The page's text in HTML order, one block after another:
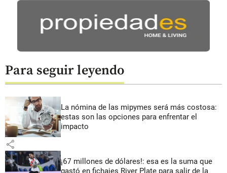
Para seguir leyendo
La nómina de las mipymes será más costosa:
estas son las opciones para enfrentar el
impacto
share
¡67 millones de dólares!: esa es la suma que
gastó en fichajes River Plate para salir de la